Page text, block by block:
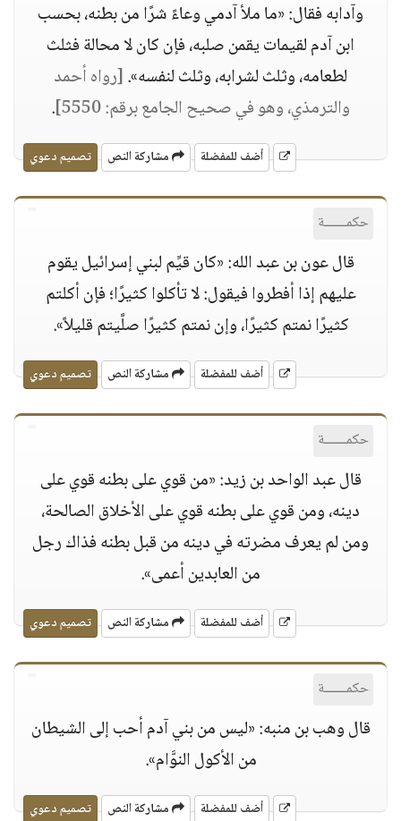
وآدابه فقال: «ما ملأ آدمي وعاءً شرًا من بطنه، بحسب
ابن آدم لقيمات يقمن صلبه، فإن كان لا محالة فثلث
لطعامه، وثلث لشرابه، وثلث لنفسه».[رواه أحمد
والترمذي، وهو في صحيح الجامع برقم: 5550]
.
أضف للمفضلة مشاركة النص تصميم دعوي
حكمــــــة
قال عون بن عبد الله: «كان قيِّم لبني إسرائيل يقوم
عليهم إذا أفطروا فيقول: لا تأكلوا كثيرًا؛ فإن أكلتم
كثيرًا نمتم كثيرًا، وإن نمتم كثيرًا صلَّيتم قليلاً».
أضف للمفضلة مشاركة النص تصميم دعوي
حكمــــــة
قال عبد الواحد بن زيد: «من قوي على بطنه قوي على
دينه، ومن قوي على بطنه قوي على الأخلاق الصالحة،
ومن لم يعرف مضرته في دينه من قبل بطنه فذاك رجل
من العابدين أعمى».
أضف للمفضلة مشاركة النص تصميم دعوي
حكمــــــة
قال وهب بن منبه: «ليس من بني آدم أحب إلى الشيطان
من الأكول النوَّام».
أضف للمفضلة مشاركة النص تصميم دعوي